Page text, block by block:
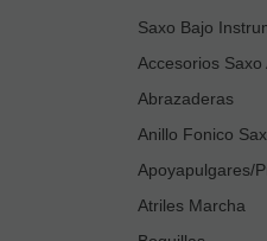
Saxo Bajo
Accesorios Saxo
Abrazaderas
Anillo Fonico
Apoyapulgares/
Atriles Marcha